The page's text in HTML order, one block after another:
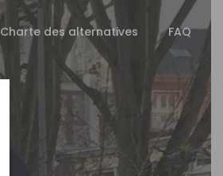
Charte des alternatives FAQ